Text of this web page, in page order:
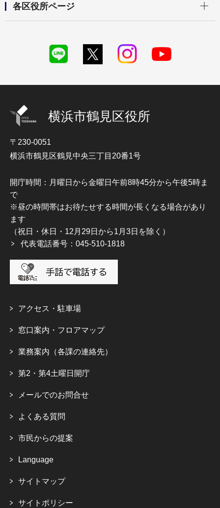
各区役所ページ
横浜市鶴見区役所
〒230-0051
横浜市鶴見区鶴見中央三丁目20番1号
開庁時間：月曜日から金曜日午前8時45分から午後5時ま
で
※昼の時間帯はお待たせする時間が長くなる場合があり
ます
（祝日・休日・12月29日から1月3日を除く）
代表電話番号：045-510-1818
アクセス・駐車場
窓口案内・フロアマップ
業務案内（各課の連絡先）
第2・第4土曜日開庁
メールでのお問合せ
よくある質問
市民からの提案
Language
サイトマップ
サイトポリシー